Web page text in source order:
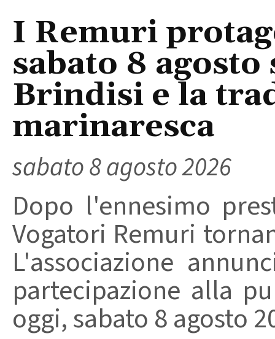
I Remuri
sabato 8
Brindisi e la
marinaresca
sabato 8 agosto 2026
Dopo l'ennesimo
Vogatori Remuri
L'associazione
partecipazione alla
oggi, sabato 8 agosto